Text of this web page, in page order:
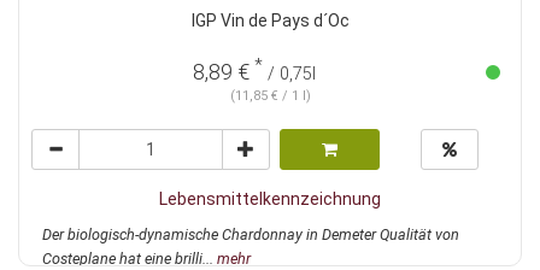
IGP Vin de Pays d´Oc
8,89 € * / 0,75l
(11,85 € / 1 l)
Lebensmittelkennzeichnung
Der biologisch-dynamische Chardonnay in Demeter Qualität von
Costeplane hat eine brilli... mehr